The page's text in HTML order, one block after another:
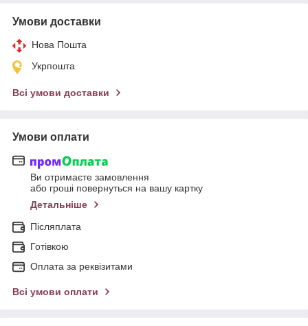
Умови доставки
Нова Пошта
Укрпошта
Всі умови доставки
Умови оплати
Ви отримаєте замовлення
або гроші повернуться на вашу картку
Детальніше
Післяплата
Готівкою
Оплата за реквізитами
Всі умови оплати